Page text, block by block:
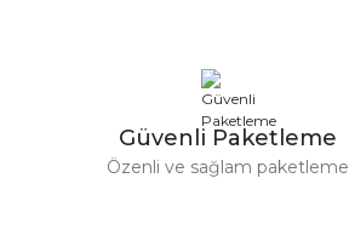
Güvenli Paketleme
Özenli ve sağlam paketleme